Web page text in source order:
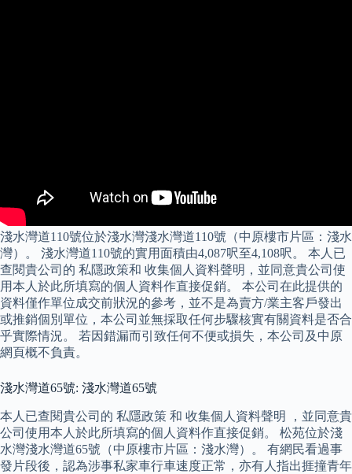
淺水灣道110號位於淺水灣淺水灣道110號（中原樓市片區：淺水
灣）。 淺水灣道110號的實用面積由4,087呎至4,108呎。 本人已
查閱貴公司的 私隱政策和 收集個人資料聲明，並同意貴公司使
用本人於此所填寫的個人資料作直接促銷。 本公司在此提供的
資料僅作單位成交前狀況的參考，並不是為賣方/業主客戶發出
或推銷個別單位，本公司並無採取任何步驟核實有關資料是否合
乎實際情況。 若因錯漏而引致任何不便或損失，本公司及中原
網頁概不負責。
淺水灣道65號: 淺水灣道65號
本人已查閱貴公司的 私隱政策 和 收集個人資料聲明 ，並同意貴
公司使用本人於此所填寫的個人資料作直接促銷。 松苑位於淺
水灣淺水灣道65號（中原樓市片區：淺水灣）。 有網民看過事
發片段後，認為涉事私家車行車速度正常，亦有人指出捱撞青年